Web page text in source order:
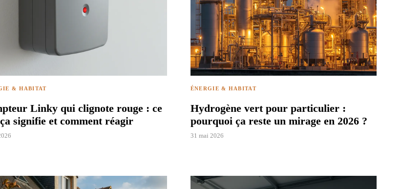
& HABITAT
Linky qui clignote rouge : ce
signifie et comment réagir
ÉNERGIE & HABITAT
Hydrogène vert pour particulier :
pourquoi ça reste un mirage en 2026 ?
31 mai 2026